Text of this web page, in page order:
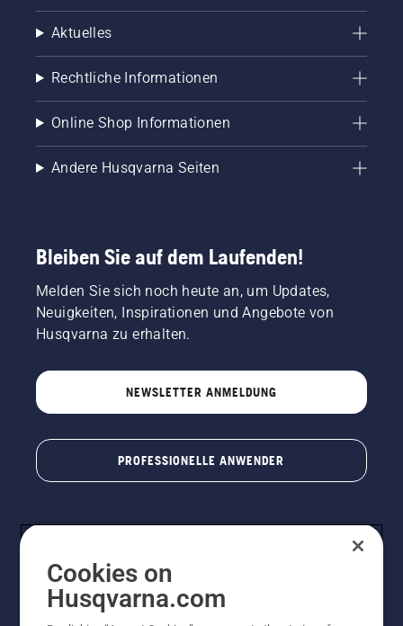
Aktuelles
Rechtliche Informationen
Online Shop Informationen
Andere Husqvarna Seiten
Bleiben Sie auf dem Laufenden!
Melden Sie sich noch heute an, um Updates,
Neuigkeiten, Inspirationen und Angebote von
Husqvarna zu erhalten.
NEWSLETTER ANMELDUNG
PROFESSIONELLE ANWENDER
Cookies on
Husqvarna.com